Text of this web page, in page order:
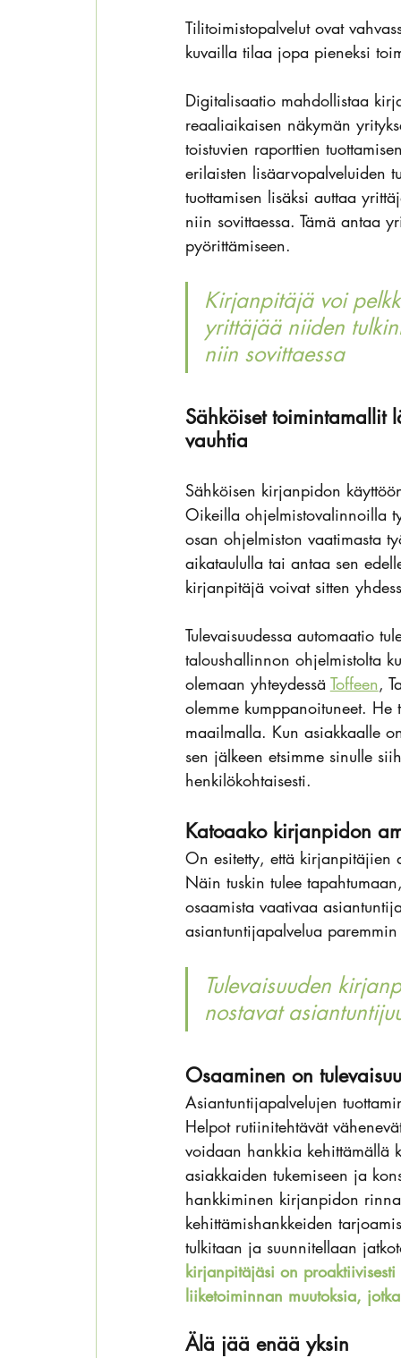
Tilitoimistopalvelut ovat
kuvailla tilaa jopa pieneksi
Digitalisaatio mahdollistaa
reaaliaikaisen näkymän
toistuvien raporttien
erilaisten lisäarvopalveluiden
tuottamisen lisäksi auttaa
niin sovittaessa. Tämä antaa
pyörittämiseen.
Kirjanpitäjä voi
yrittäjää niiden
niin sovittaessa
Sähköiset toimintamallit
vauhtia
Sähköisen kirjanpidon
Oikeilla ohjelmistovalinnoilla
osan ohjelmiston vaatimasta
aikataululla tai antaa sen
kirjanpitäjä voivat sitten
Tulevaisuudessa automaatio
taloushallinnon ohjelmistolta
olemaan yhteydessä Toffeen,
olemme kumppanoituneet.
maailmalla. Kun asiakkaalle
sen jälkeen etsimme sinulle
henkilökohtaisesti.
Katoaako kirjanpidon
On esitetty, että kirjanpitäjien
Näin tuskin tulee
osaamista vaativaa
asiantuntijapalvelua
Tulevaisuuden
nostavat
Osaaminen on
Asiantuntijapalvelujen
Helpot rutiinitehtävät
voidaan hankkia kehittämällä
asiakkaiden tukemiseen ja
hankkiminen kirjanpidon
kehittämishankkeiden
tulkitaan ja suunnitellaan
kirjanpitäjäsi on
liiketoiminnan muutoksia,
Älä jää enää yksin